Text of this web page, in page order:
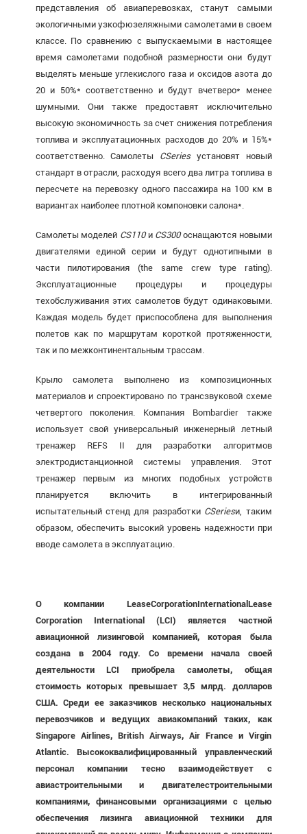
представления об авиаперевозках, станут самыми
экологичными узкофюзеляжными самолетами в своем
классе. По сравнению с выпускаемыми в настоящее
время самолетами подобной размерности они будут
выделять меньше углекислого газа и оксидов азота до
20 и 50%* соответственно и будут вчетверо* менее
шумными. Они также предоставят исключительно
высокую экономичность за счет снижения потребления
топлива и эксплуатационных расходов до 20% и 15%*
соответственно. Самолеты CSeriesустановят новый
стандарт в отрасли, расходуя всего два литра топлива в
пересчете на перевозку одного пассажира на 100 км в
вариантах наиболее плотной компоновки салона*.
Самолеты моделей CS110 и CS300оснащаются новыми
двигателями единой серии и будут однотипными в
части пилотирования (the same crew type rating).
Эксплуатационные процедуры и процедуры
техобслуживания этих самолетов будут одинаковыми.
Каждая модель будет приспособлена для выполнения
полетов как по маршрутам короткой протяженности,
так и по межконтинентальным трассам.
Крыло самолета выполнено из композиционных
материалов и спроектировано по трансзвуковой схеме
четвертого поколения. Компания Bombardier также
использует свой универсальный инженерный летный
тренажер REFS II для разработки алгоритмов
электродистанционной системы управления. Этот
тренажер первым из многих подобных устройств
планируется включить в интегрированный
испытательный стенд для разработки CSeriesи, таким
образом, обеспечить высокий уровень надежности при
вводе самолета в эксплуатацию.
О компании LeaseCorporationInternational Lease
Corporation International (LCI) является частной
авиационной лизинговой компанией, которая была
создана в 2004 году. Со времени начала своей
деятельности LCI приобрела самолеты, общая
стоимость которых превышает 3,5 млрд. долларов
США. Среди ее заказчиков несколько национальных
перевозчиков и ведущих авиакомпаний таких, как
Singapore Airlines, British Airways, Air France и Virgin
Atlantic. Высококвалифицированный управленческий
персонал компании тесно взаимодействует с
авиастроительными и двигателестроительными
компаниями, финансовыми организациями с целью
обеспечения лизинга авиационной техники для